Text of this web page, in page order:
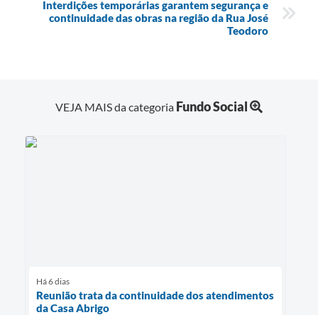
Interdições temporárias garantem segurança e
continuidade das obras na região da Rua José
Teodoro
VEJA MAIS da categoria Fundo Social
Há 6 dias
Reunião trata da continuidade dos atendimentos
da Casa Abrigo